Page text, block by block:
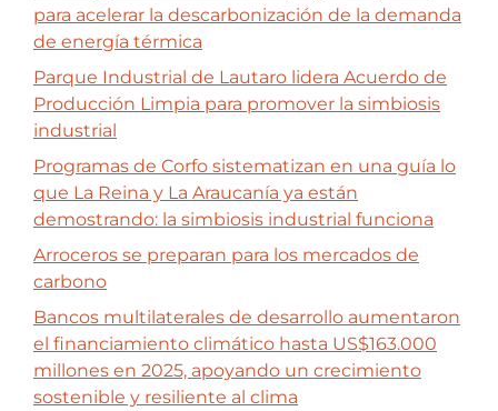
para acelerar la descarbonización de la demanda
de energía térmica
Parque Industrial de Lautaro lidera Acuerdo de
Producción Limpia para promover la simbiosis
industrial
Programas de Corfo sistematizan en una guía lo
que La Reina y La Araucanía ya están
demostrando: la simbiosis industrial funciona
Arroceros se preparan para los mercados de
carbono
Bancos multilaterales de desarrollo aumentaron
el financiamiento climático hasta US$163.000
millones en 2025, apoyando un crecimiento
sostenible y resiliente al clima